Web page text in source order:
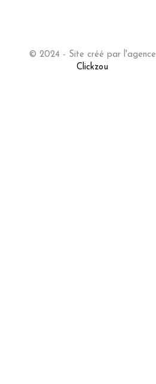
© 2024 - Site créé par l'agence
Clickzou